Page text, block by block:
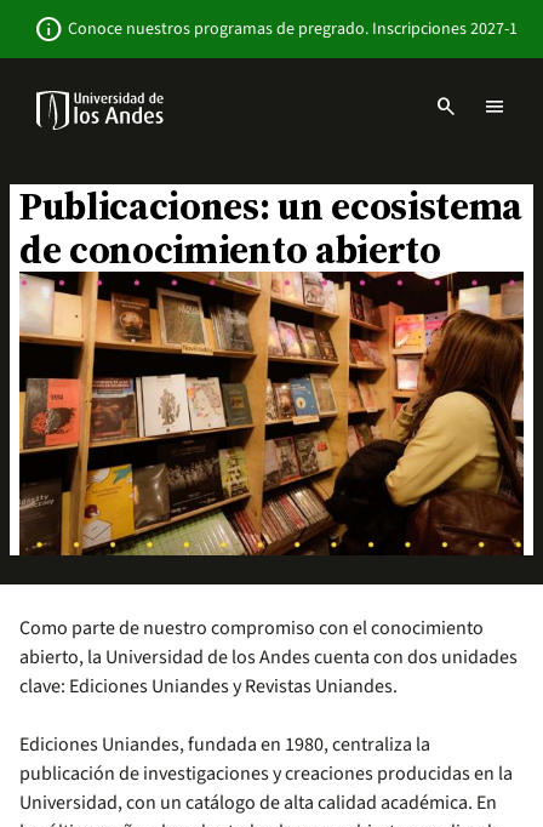
contenido
info Conoce nuestros programas de pregrado. Inscripciones 2027-1
-
Sitio
Institucional
search menu
Publicaciones: un ecosistema
de conocimiento abierto
Como parte de nuestro compromiso con el conocimiento
abierto, la Universidad de los Andes cuenta con dos unidades
clave: Ediciones Uniandes y Revistas Uniandes.
Ediciones Uniandes, fundada en 1980, centraliza la
publicación de investigaciones y creaciones producidas en la
Universidad, con un catálogo de alta calidad académica. En